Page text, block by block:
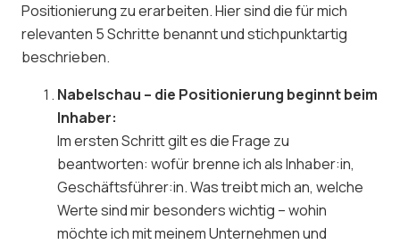
Positionierung zu erarbeiten. Hier sind die für mich
relevanten 5 Schritte benannt und stichpunktartig
beschrieben.
Nabelschau – die Positionierung beginnt beim
Inhaber:
Im ersten Schritt gilt es die Frage zu
beantworten: wofür brenne ich als Inhaber:in,
Geschäftsführer:in. Was treibt mich an, welche
Werte sind mir besonders wichtig – wohin
möchte ich mit meinem Unternehmen und